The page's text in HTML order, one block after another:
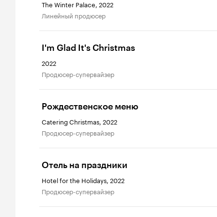
The Winter Palace, 2022
линейный продюсер
I'm Glad It's Christmas
2022
продюсер-супервайзер
Рождественское меню
Catering Christmas, 2022
продюсер-супервайзер
Отель на праздники
Hotel for the Holidays, 2022
продюсер-супервайзер